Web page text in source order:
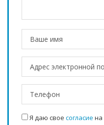
Я даю свое согласие на